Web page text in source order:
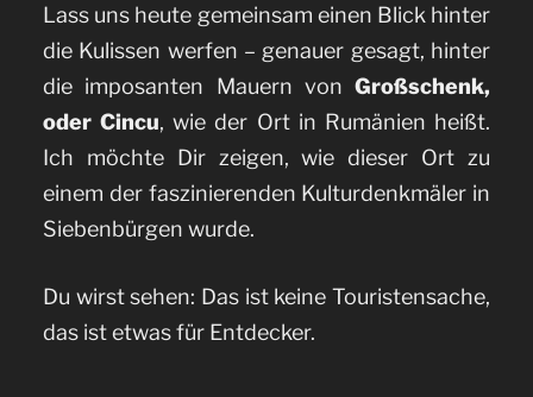
Lass uns heute gemeinsam einen Blick hinter
die Kulissen werfen – genauer gesagt, hinter
die imposanten Mauern von Großschenk,
oder Cincu, wie der Ort in Rumänien heißt.
Ich möchte Dir zeigen, wie dieser Ort zu
einem der faszinierenden Kulturdenkmäler in
Siebenbürgen wurde.
Du wirst sehen: Das ist keine Touristensache,
das ist etwas für Entdecker.